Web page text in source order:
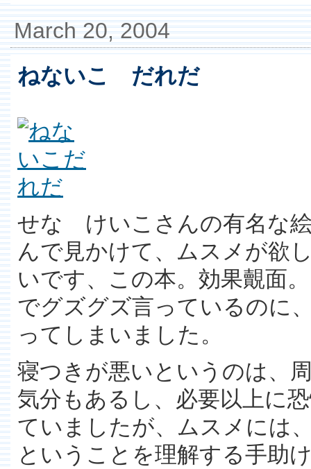
March 20, 2004
ねないこ だれだ
せな けいこさんの有名な
んで見かけて、ムスメが欲
いです、この本。効果覿面
でグズグズ言っているのに
ってしまいました。
寝つきが悪いというのは、
気分もあるし、必要以上に
ていましたが、ムスメには
ということを理解する手助